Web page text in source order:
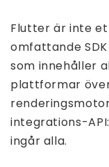
Flutter är inte
omfattande
som innehåller
plattformar
integrations-
ingår alla.